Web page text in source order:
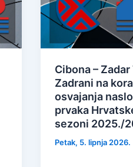
Cibona – Zadar
Zadrani na
osvajanja
prvaka
sezoni 2025./
Petak, 5. lipnja 2026.